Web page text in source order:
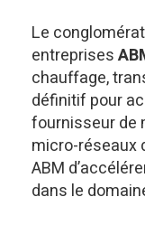
Le
entreprises
chauffage,
définitif pour
fournisseur de
micro-réseaux
ABM
dans le